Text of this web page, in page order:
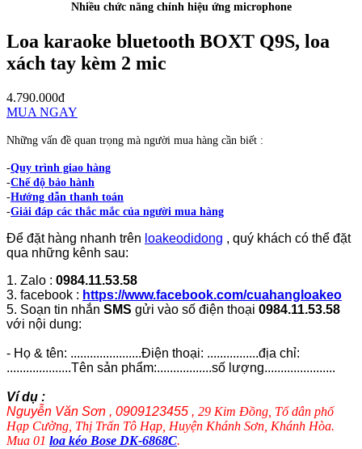
Nhiều chức năng chỉnh hiệu ứng microphone
Loa karaoke bluetooth BOXT Q9S, loa
xách tay kèm 2 mic
4.790.000đ
MUA NGAY
Những vấn đề quan trọng mà người mua hàng cần biết :
-Quy trình giao hàng
-Chế độ bảo hành
-Hướng dẫn thanh toán
-Giải đáp các thắc mắc của người mua hàng
Để đặt hàng nhanh trên loakeodidong , quý khách có thể đặt
qua những kênh sau:
1. Zalo : 0984.11.53.58
3. facebook : https://www.facebook.com/cuahangloakeo
5. Soạn tin nhắn SMS gửi vào số điện thoại 0984.11.53.58
với nội dung:
- Họ & tên: ......................Điện thoại: ................địa chỉ:
....................Tên sản phẩm:.................số lượng......................
Ví dụ :
Nguyễn Văn Sơn , 0909123455 , 29 Kim Đồng, Tổ dân phố
Hạp Cường, Thị Trấn Tô Hạp, Huyện Khánh Sơn, Khánh Hòa.
Mua 01 loa kéo Bose DK-6868C.